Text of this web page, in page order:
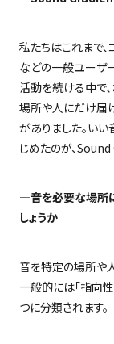
私たちはこれまで
などの一般ユーザ
活動を続ける中で
場所や人にだけ届
がありました。い
じめたのが、
―音を必要な場所
しょうか
音を特定の場所や
一般的には「指向
つに分類されます。